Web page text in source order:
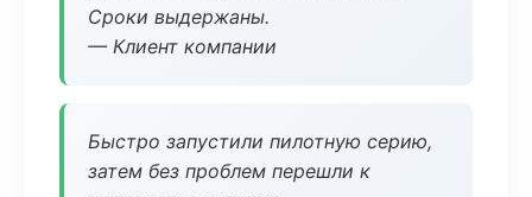
Сроки выдержаны.
— Клиент компании
Быстро запустили пилотную серию,
затем без проблем перешли к